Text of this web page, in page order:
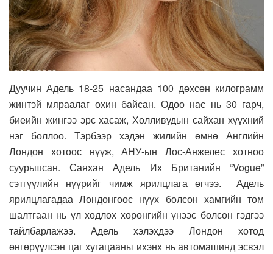
Дуучин Адель 18-25 насандаа 100 дөхсөн килограмм
жинтэй мяраалаг охин байсан. Одоо нас нь 30 гарч,
биеийн жингээ эрс хасаж, Холливудын сайхан хүүхний
нэг боллоо. Тэрбээр хэдэн жилийн өмнө Английн
Лондон хотоос нүүж, АНУ-ын Лос-Анжелес хотноо
суурьшсан. Саяхан Адель Их Британийн “Vogue”
сэтгүүлийн нүүрийг чимж ярилцлага өгчээ. Адель
ярилцлагадаа Лондонгоос нүүх болсон хамгийн том
шалтгаан нь үл хөдлөх хөрөнгийн үнээс болсон гэдгээ
тайлбарлажээ. Адель хэлэхдээ Лондон хотод
өнгөрүүлсэн цаг хугацааны ихэнх нь автомашинд эсвэл